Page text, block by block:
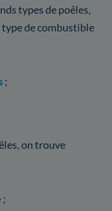
types de poêles,
de combustible
;
on trouve
;